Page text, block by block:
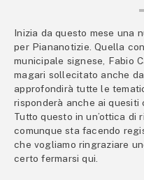
Inizia da questo mese una
per Piananotizie. Quella
municipale signese, Fabio
magari sollecitato anche
approfondirà tutte le
risponderà anche ai quesiti
Tutto questo in un’ottica di
comunque sta facendo
che vogliamo ringraziare
certo fermarsi qui.